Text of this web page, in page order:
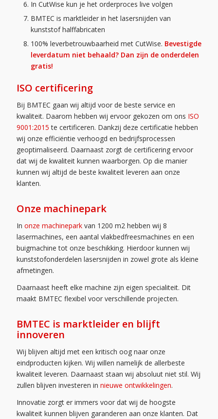
In CutWise kun je het orderproces live volgen
BMTEC is marktleider in het lasersnijden van
kunststof halffabricaten
100% leverbetrouwbaarheid met CutWise. Bevestigde
leverdatum niet behaald? Dan zijn de onderdelen
gratis!
ISO certificering
Bij BMTEC gaan wij altijd voor de beste service en
kwaliteit. Daarom hebben wij ervoor gekozen om ons ISO
9001:2015 te certificeren. Dankzij deze certificatie hebben
wij onze efficiëntie verhoogd en bedrijfsprocessen
geoptimaliseerd. Daarnaast zorgt de certificering ervoor
dat wij de kwaliteit kunnen waarborgen. Op die manier
kunnen wij altijd de beste kwaliteit leveren aan onze
klanten.
Onze machinepark
In onze machineparkvan 1200 m2 hebben wij 8
lasermachines, een aantal vlakbedfreesmachines en een
buigmachine tot onze beschikking. Hierdoor kunnen wij
kunststofonderdelen lasersnijden in zowel grote als kleine
afmetingen.
Daarnaast heeft elke machine zijn eigen specialiteit. Dit
maakt BMTEC flexibel voor verschillende projecten.
BMTEC is marktleider en blijft
innoveren
Wij blijven altijd met een kritisch oog naar onze
eindproducten kijken. Wij willen namelijk de allerbeste
kwaliteit leveren. Daarnaast staan wij absoluut niet stil. Wij
zullen blijven investeren in nieuwe ontwikkelingen.
Innovatie zorgt er immers voor dat wij de hoogste
kwaliteit kunnen blijven garanderen aan onze klanten. Dat